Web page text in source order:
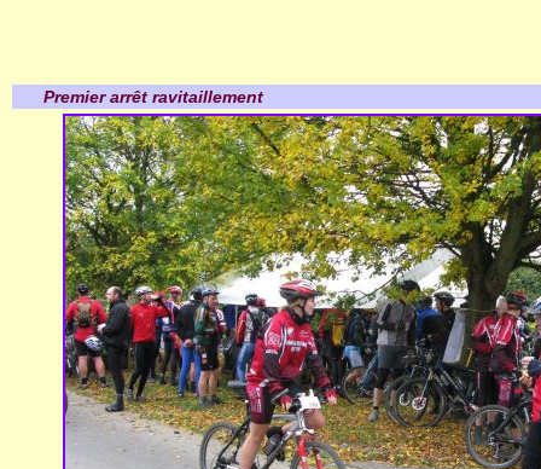
Premier arrêt ravitaillement